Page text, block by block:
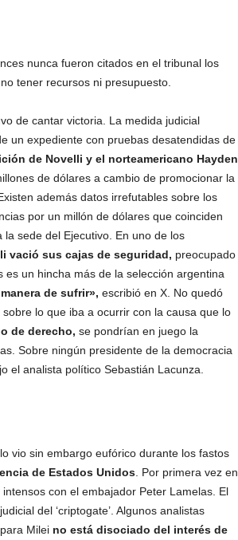
nunca fueron citados en el tribunal los
tener recursos ni presupuesto.
de cantar victoria. La medida judicial
un expediente con pruebas desatendidas de
de Novelli y el norteamericano Hayden
de dólares a cambio de promocionar la
además datos irrefutables sobre los
por un millón de dólares que coinciden
sede del Ejecutivo. En uno de los
vació sus cajas de seguridad, preocupado
un hincha más de la selección argentina
de sufrir», escribió en X. No quedó
lo que iba a ocurrir con la causa que lo
de derecho, se pondrían en juego la
Sobre ningún presidente de la democracia
el analista político Sebastián Lacunza.
vio sin embargo eufórico durante los fastos
de Estados Unidos. Por primera vez en
con el embajador Peter Lamelas. El
del ‘criptogate’. Algunos analistas
Milei no está disociado del interés de